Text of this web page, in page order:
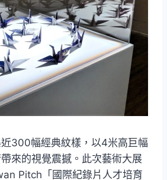
300幅經典紋樣，以4米高巨幅
來的視覺震撼。此次藝術大展
Pitch「國際紀錄片人才培育